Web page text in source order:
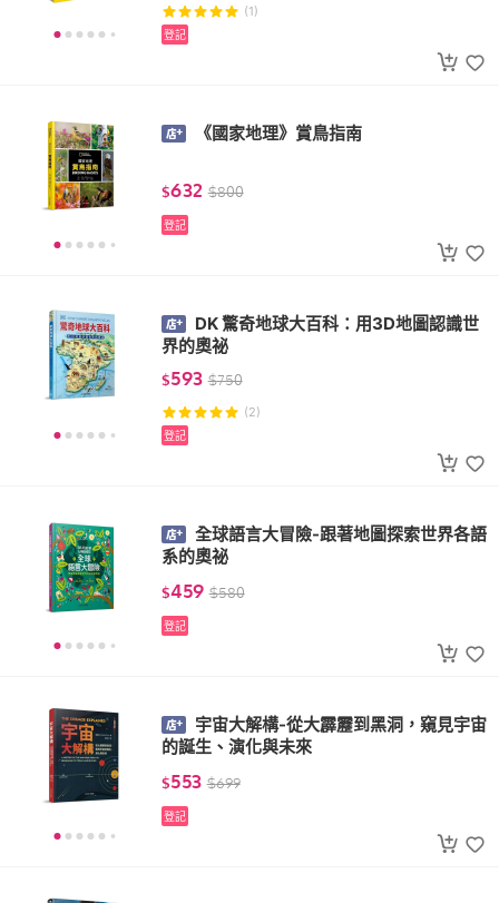
(1)
登記
《國家地理》賞鳥指南
$632 $800
登記
DK 驚奇地球大百科：用3D地圖認識世
界的奧祕
$593 $750
(2)
登記
全球語言大冒險-跟著地圖探索世界各語
系的奧祕
$459 $580
登記
宇宙大解構-從大霹靂到黑洞，窺見宇宙
的誕生、演化與未來
$553 $699
登記